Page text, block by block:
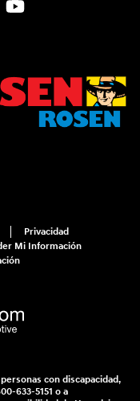
Privacidad
Mi Información
con discapacidad,
633-5151 o a